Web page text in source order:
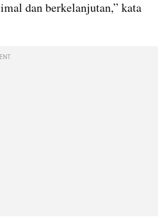
dan berkelanjutan,” kata